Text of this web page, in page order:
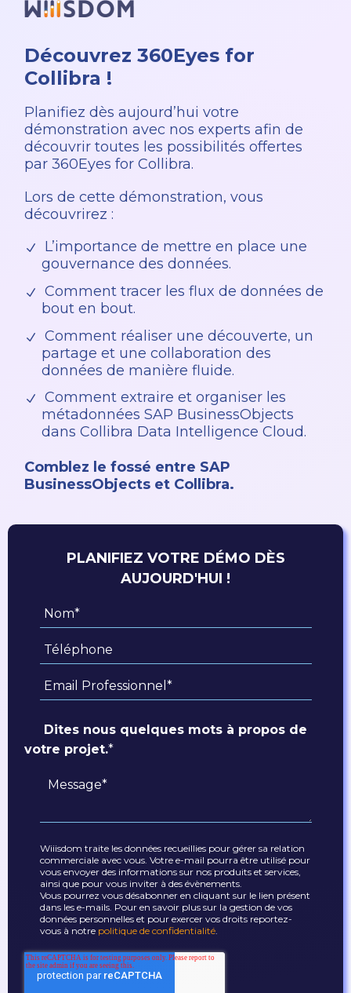
Découvrez 360Eyes for
Collibra !
Planifiez dès aujourd’hui votre
démonstration avec nos experts afin de
découvrir toutes les possibilités offertes
par 360Eyes for Collibra.
Lors de cette démonstration, vous
découvrirez :
L’importance de mettre en place une
gouvernance des données.
Comment tracer les flux de données de
bout en bout.
Comment réaliser une découverte, un
partage et une collaboration des
données de manière fluide.
Comment extraire et organiser les
métadonnées SAP BusinessObjects
dans Collibra Data Intelligence Cloud.
Comblez le fossé entre SAP
BusinessObjects et Collibra.
PLANIFIEZ VOTRE DÉMO DÈS
AUJOURD'HUI !
Dites nous quelques mots à propos de
votre projet.*
Wiiisdom traite les données recueillies pour gérer sa relation
commerciale avec vous. Votre e-mail pourra être utilisé pour
vous envoyer des informations sur nos produits et services,
ainsi que pour vous inviter à des évènements.
Vous pourrez vous désabonner en cliquant sur le lien présent
dans les e-mails. Pour en savoir plus sur la gestion de vos
données personnelles et pour exercer vos droits reportez-
vous à notre politique de confidentialité.